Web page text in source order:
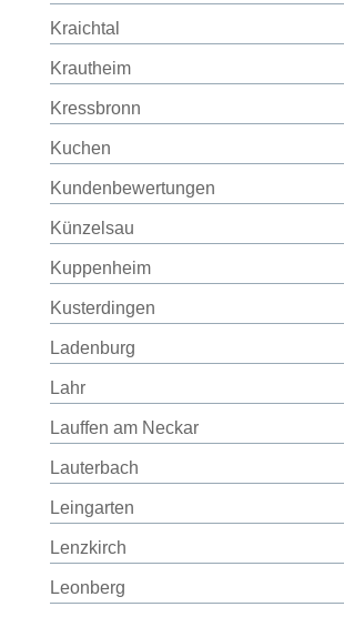
Kraichtal
Krautheim
Kressbronn
Kuchen
Kundenbewertungen
Künzelsau
Kuppenheim
Kusterdingen
Ladenburg
Lahr
Lauffen am Neckar
Lauterbach
Leingarten
Lenzkirch
Leonberg